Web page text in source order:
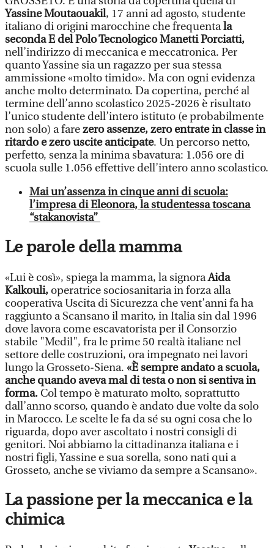
Yassine Moutaouakil, 17 anni ad agosto, studente
italiano di origini marocchine che frequentala
seconda E del Polo Tecnologico Manetti Porciatti,
nell’indirizzo di meccanica e meccatronica. Per
quanto Yassine sia un ragazzo per sua stessa
ammissione «molto timido». Ma con ogni evidenza
anche molto determinato. Da copertina, perché al
termine dell’anno scolastico 2025-2026 è risultato
l’unico studente dell’intero istituto (e probabilmente
non solo) a farezero assenze, zero entrate in classe in
ritardo e zero uscite anticipate. Un percorso netto,
perfetto, senza la minima sbavatura: 1.056 ore di
scuola sulle 1.056 effettive dell’intero anno scolastico.
Mai un’assenza in cinque anni di scuola:
l’impresa di Eleonora, la studentessa toscana
“stakanovista”
Le parole della mamma
«Lui è così», spiega la mamma, la signoraAida
Kalkouli, operatrice sociosanitaria in forza alla
cooperativa Uscita di Sicurezza che vent’anni fa ha
raggiunto a Scansano il marito, in Italia sin dal 1996
dove lavora come escavatorista per il Consorzio
stabile "Medil", fra le prime 50 realtà italiane nel
settore delle costruzioni, ora impegnato nei lavori
lungo la Grosseto-Siena. «È sempre andato a scuola,
anche quando aveva mal di testa o non si sentiva in
forma. Col tempo è maturato molto, soprattutto
dall’anno scorso, quando è andato due volte da solo
in Marocco. Le scelte le fa da sé su ogni cosa che lo
riguarda, dopo aver ascoltato i nostri consigli di
genitori. Noi abbiamo la cittadinanza italiana e i
nostri figli, Yassine e sua sorella, sono nati qui a
Grosseto, anche se viviamo da sempre a Scansano».
La passione per la meccanica e la
chimica